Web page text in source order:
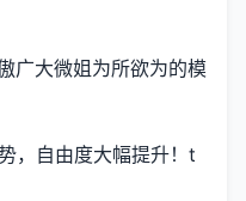
广大微姐为所欲为的模
，自由度大幅提升！t